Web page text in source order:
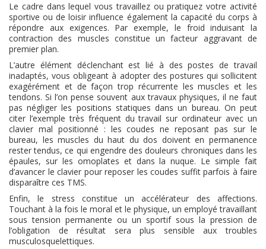
Le cadre dans lequel vous travaillez ou pratiquez votre activité
sportive ou de loisir influence également la capacité du corps à
répondre aux exigences. Par exemple, le froid induisant la
contraction des muscles constitue un facteur aggravant de
premier plan.
L’autre élément déclenchant est lié à des postes de travail
inadaptés, vous obligeant à adopter des postures qui sollicitent
exagérément et de façon trop récurrente les muscles et les
tendons. Si l’on pense souvent aux travaux physiques, il ne faut
pas négliger les positions statiques dans un bureau. On peut
citer l’exemple très fréquent du travail sur ordinateur avec un
clavier mal positionné : les coudes ne reposant pas sur le
bureau, les muscles du haut du dos doivent en permanence
rester tendus, ce qui engendre des douleurs chroniques dans les
épaules, sur les omoplates et dans la nuque. Le simple fait
d’avancer le clavier pour reposer les coudes suffit parfois à faire
disparaître ces TMS.
Enfin, le stress constitue un accélérateur des affections.
Touchant à la fois le moral et le physique, un employé travaillant
sous tension permanente ou un sportif sous la pression de
l’obligation de résultat sera plus sensible aux troubles
musculosquelettiques.